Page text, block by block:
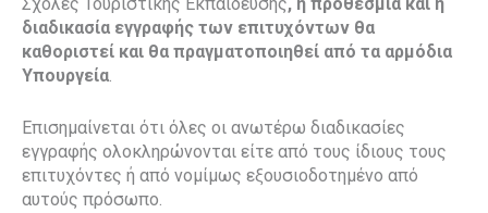
διαδικασία εγγραφής των επιτυχόντων θα
καθοριστεί και θα πραγματοποιηθεί από τα αρμόδια
Υπουργεία.
Επισημαίνεται ότι όλες οι ανωτέρω διαδικασίες
εγγραφής ολοκληρώνονται είτε από τους ίδιους τους
επιτυχόντες ή από νομίμως εξουσιοδοτημένο από
αυτούς πρόσωπο.